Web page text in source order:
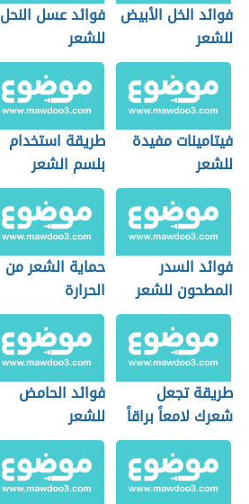
فوائد الخل الأبيض
للشعر
فوائد عسل النحل
للشعر
فيتامينات مفيدة
للشعر
طريقة استخدام
بلسم الشعر
فوائد السدر
المطحون للشعر
حماية الشعر من
الحرارة
طريقة تجعل
شعرك لامعاً براقاً
فوائد الحامض
للشعر